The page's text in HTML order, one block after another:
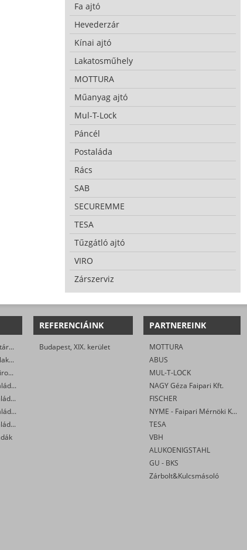
Fa ajtó
Hevederzár
Kínai ajtó
Lakatosműhely
MOTTURA
Műanyag ajtó
Mul-T-Lock
Páncél
Postaláda
Rács
SAB
SECUREMME
TESA
Tűzgátló ajtó
VIRO
Zárszerviz
Postaládarendszerek társasházak részére
Postaládarendszerek lakóparkok részére
Postaládarendszerek irodaházak részére
Egyszerű beltéri postaládák
Egyszerű kültéri postaládák
Minőségi beltéri postaládák
Minőségi kültéri postaládák
REFERENCIÁINK
Budapest, XIX. kerület
PARTNEREINK
MOTTURA
ABUS
MUL-T-LOCK
NAGY Géza Faipari Kft.
FISCHER
NYME - Faipari Mérnöki Kar
TESA
VBH
ALUKOENIGSTAHL
GU - BKS
Zárbolt&Kulcsmásoló